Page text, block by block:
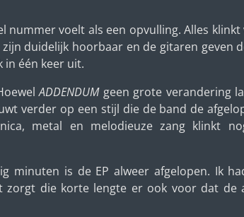
nummer voelt als een opvulling. Alles klinkt
duidelijk hoorbaar en de gitaren geven
in één keer uit.
ADDENDUMgeen grote verandering
verder op een stijl die de band de
metal en melodieuze zang klinkt
minuten is de EP alweer afgelopen. Ik
zorgt die korte lengte er ook voor dat de